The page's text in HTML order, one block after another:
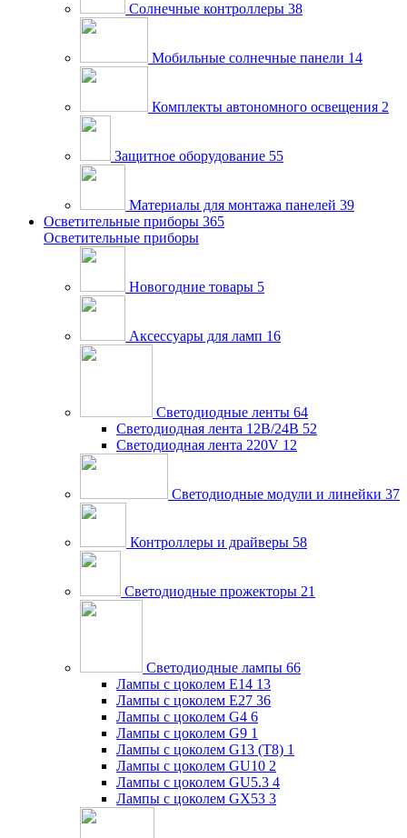
Солнечные контроллеры 38
Мобильные солнечные панели 14
Комплекты автономного освещения 2
Защитное оборудование 55
Материалы для монтажа панелей 39
Осветительные приборы 365
Осветительные приборы
Новогодние товары 5
Аксессуары для ламп 16
Светодиодные ленты 64
Светодиодная лента 12В/24В 52
Светодиодная лента 220V 12
Светодиодные модули и линейки 37
Контроллеры и драйверы 58
Светодиодные прожекторы 21
Светодиодные лампы 66
Лампы с цоколем E14 13
Лампы с цоколем E27 36
Лампы с цоколем G4 6
Лампы с цоколем G9 1
Лампы с цоколем G13 (Т8) 1
Лампы с цоколем GU10 2
Лампы с цоколем GU5.3 4
Лампы с цоколем GX53 3